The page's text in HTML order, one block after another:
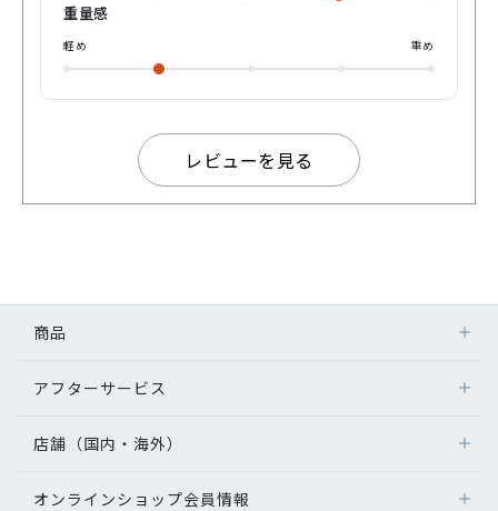
重量感
軽め 重め
レビューを見る
商品
アフターサービス
店舗（国内・海外）
オンラインショップ会員情報